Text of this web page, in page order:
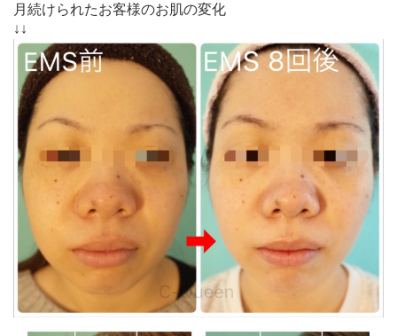
月続けられたお客様のお肌の変化
↓↓